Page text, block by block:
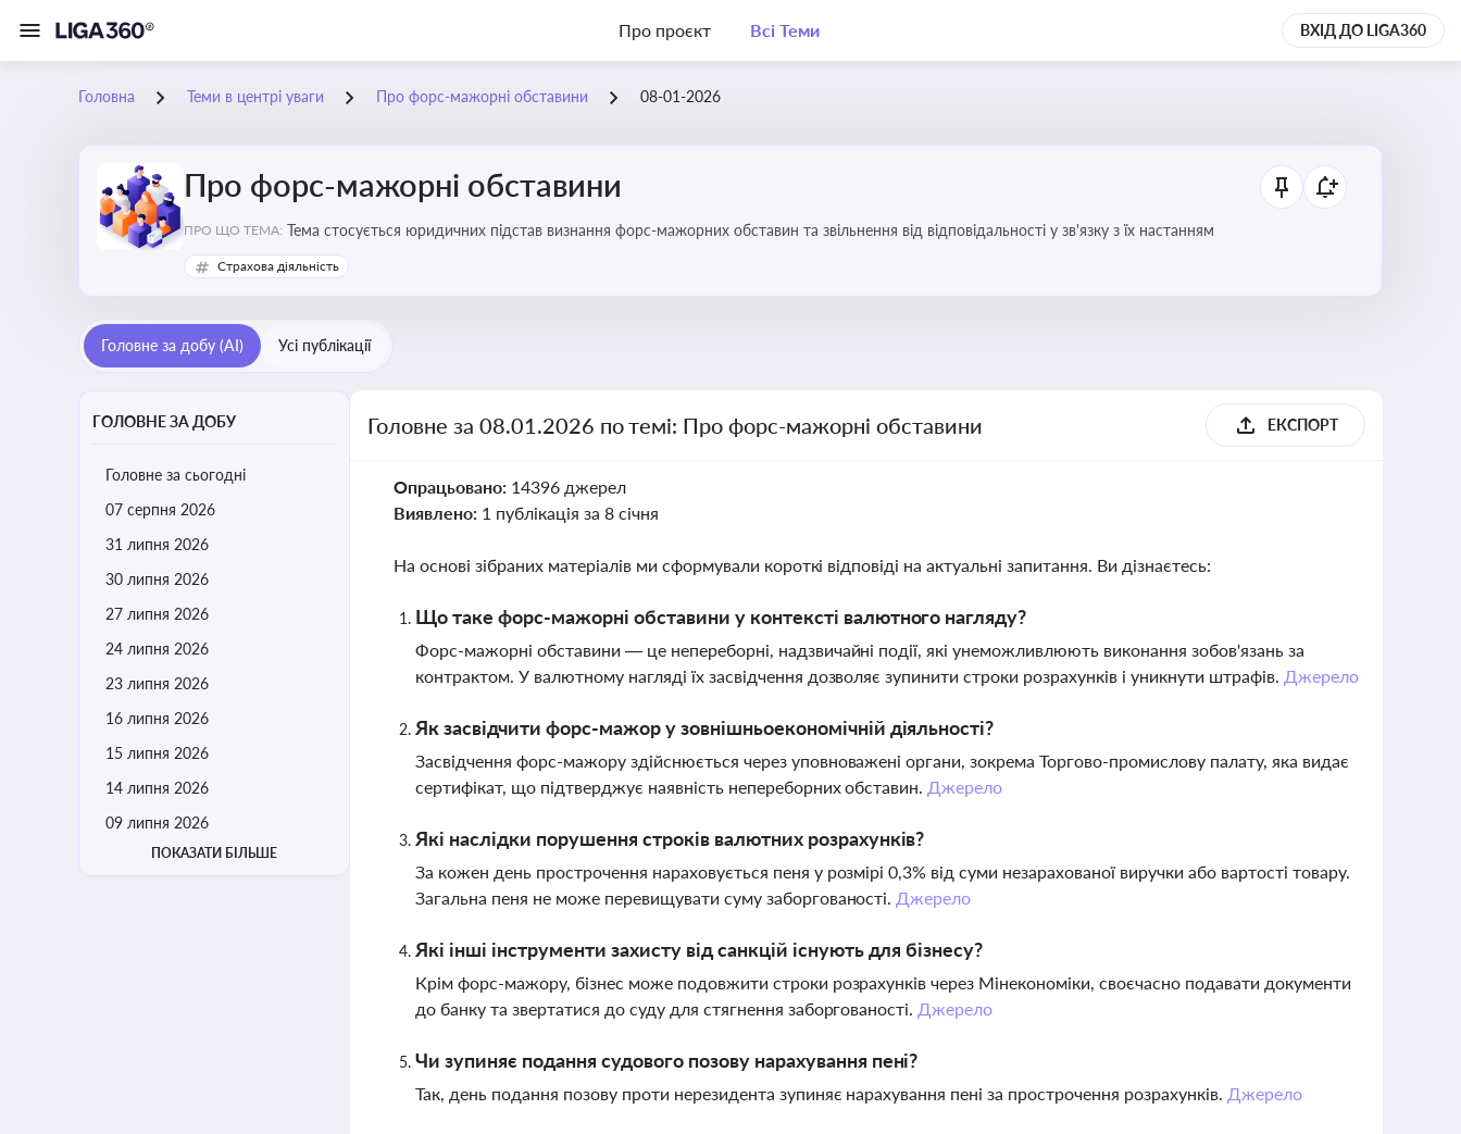
Про проєкт Всі Теми ВХІД ДО LIGA360
Головна Теми в центрі уваги Про форс-мажорні обставини 08-01-2026
Про форс-мажорні обставини
ПРО ЩО ТЕМА: Тема стосується юридичних підстав визнання форс-мажорних обставин та звільнення від відповідальності у зв'язку з їх настанням
Страхова діяльність
Головне за добу (AI) Усі публікації
ГОЛОВНЕ ЗА ДОБУ
Головне за сьогодні
07 серпня 2026
31 липня 2026
30 липня 2026
27 липня 2026
24 липня 2026
23 липня 2026
16 липня 2026
15 липня 2026
14 липня 2026
09 липня 2026
ПОКАЗАТИ БІЛЬШЕ
Головне за 08.01.2026 по темі: Про форс-мажорні обставини ЕКСПОРТ
Опрацьовано: 14396 джерел
Виявлено: 1 публікація за 8 січня
На основі зібраних матеріалів ми сформували короткі відповіді на актуальні запитання. Ви дізнаєтесь:
Що таке форс-мажорні обставини у контексті валютного нагляду?
Форс-мажорні обставини — це непереборні, надзвичайні події, які унеможливлюють виконання зобов'язань за
контрактом. У валютному нагляді їх засвідчення дозволяє зупинити строки розрахунків і уникнути штрафів. Джерело
Як засвідчити форс-мажор у зовнішньоекономічній діяльності?
Засвідчення форс-мажору здійснюється через уповноважені органи, зокрема Торгово-промислову палату, яка видає
сертифікат, що підтверджує наявність непереборних обставин. Джерело
Які наслідки порушення строків валютних розрахунків?
За кожен день прострочення нараховується пеня у розмірі 0,3% від суми незарахованої виручки або вартості товару.
Загальна пеня не може перевищувати суму заборгованості. Джерело
Які інші інструменти захисту від санкцій існують для бізнесу?
Крім форс-мажору, бізнес може подовжити строки розрахунків через Мінекономіки, своєчасно подавати документи
до банку та звертатися до суду для стягнення заборгованості. Джерело
Чи зупиняє подання судового позову нарахування пені?
Так, день подання позову проти нерезидента зупиняє нарахування пені за прострочення розрахунків. Джерело